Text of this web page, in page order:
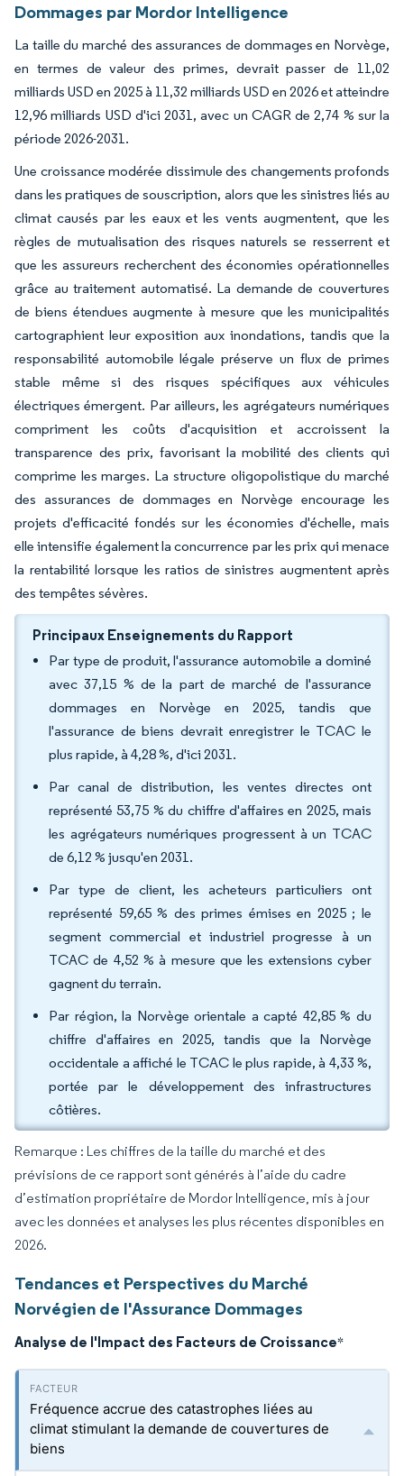
Dommages par Mordor Intelligence
La taille du marché des assurances de dommages en Norvège,
en termes de valeur des primes, devrait passer de 11,02
milliards USD en 2025 à 11,32 milliards USD en 2026 et atteindre
12,96 milliards USD d'ici 2031, avec un CAGR de 2,74 % sur la
période 2026-2031.
Une croissance modérée dissimule des changements profonds
dans les pratiques de souscription, alors que les sinistres liés au
climat causés par les eaux et les vents augmentent, que les
règles de mutualisation des risques naturels se resserrent et
que les assureurs recherchent des économies opérationnelles
grâce au traitement automatisé. La demande de couvertures
de biens étendues augmente à mesure que les municipalités
cartographient leur exposition aux inondations, tandis que la
responsabilité automobile légale préserve un flux de primes
stable même si des risques spécifiques aux véhicules
électriques émergent. Par ailleurs, les agrégateurs numériques
compriment les coûts d'acquisition et accroissent la
transparence des prix, favorisant la mobilité des clients qui
comprime les marges. La structure oligopolistique du marché
des assurances de dommages en Norvège encourage les
projets d'efficacité fondés sur les économies d'échelle, mais
elle intensifie également la concurrence par les prix qui menace
la rentabilité lorsque les ratios de sinistres augmentent après
des tempêtes sévères.
Principaux Enseignements du Rapport
Par type de produit, l'assurance automobile a dominé
avec 37,15 % de la part de marché de l'assurance
dommages en Norvège en 2025, tandis que
l'assurance de biens devrait enregistrer le TCAC le
plus rapide, à 4,28 %, d'ici 2031.
Par canal de distribution, les ventes directes ont
représenté 53,75 % du chiffre d'affaires en 2025, mais
les agrégateurs numériques progressent à un TCAC
de 6,12 % jusqu'en 2031.
Par type de client, les acheteurs particuliers ont
représenté 59,65 % des primes émises en 2025 ; le
segment commercial et industriel progresse à un
TCAC de 4,52 % à mesure que les extensions cyber
gagnent du terrain.
Par région, la Norvège orientale a capté 42,85 % du
chiffre d'affaires en 2025, tandis que la Norvège
occidentale a affiché le TCAC le plus rapide, à 4,33 %,
portée par le développement des infrastructures
côtières.
Remarque : Les chiffres de la taille du marché et des
prévisions de ce rapport sont générés à l’aide du cadre
d’estimation propriétaire de Mordor Intelligence, mis à jour
avec les données et analyses les plus récentes disponibles en
2026.
Tendances et Perspectives du Marché
Norvégien de l'Assurance Dommages
Analyse de l'Impact des Facteurs de Croissance*
Fréquence accrue des catastrophes liées au
climat stimulant la demande de couvertures de
biens